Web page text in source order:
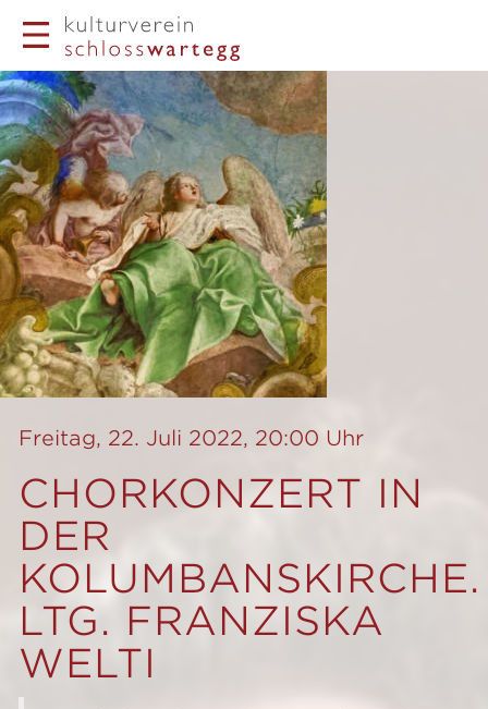
Freitag, 22. Juli 2022, 20:00 Uhr
CHORKONZERT IN
DER
KOLUMBANSKIRCHE.
LTG. FRANZISKA
WELTI